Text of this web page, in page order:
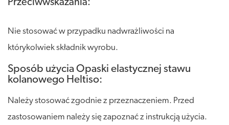
Przeciwwskazania:
Nie stosować w przypadku nadwrażliwości na
którykolwiek składnik wyrobu.
Sposób użycia Opaski elastycznej stawu
kolanowego Heltiso:
Należy stosować zgodnie z przeznaczeniem. Przed
zastosowaniem należy się zapoznać z instrukcją użycia.